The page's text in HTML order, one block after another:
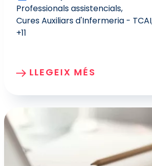
Professionals assistencials
Cures Auxiliars d'Infermeria - TCAI
+11
LLEGEIX MÉS